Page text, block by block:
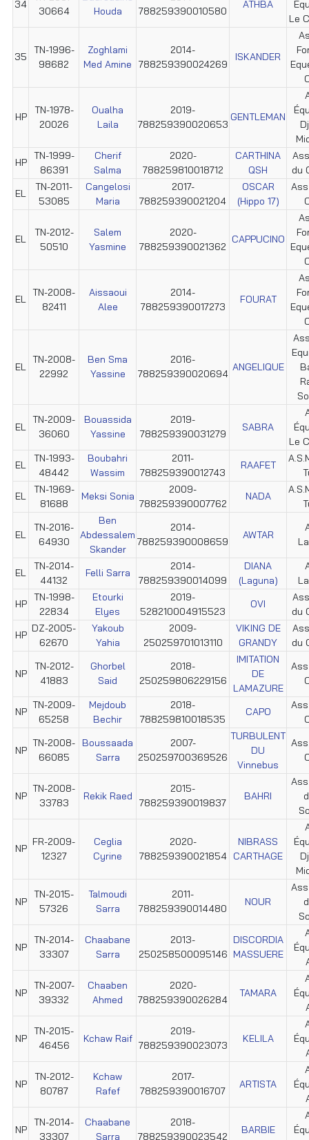
34
30664
Houda
788259390010580
ATHBA
Le
35
TN-1996-
98682
Zoghlami
Med Amine
2014-
788259390024269
ISKANDER
HP
TN-1978-
20026
Oualha
Laila
2019-
788259390020653
GENTLEMAN
HP
TN-1999-
86391
Cherif
Salma
2020-
788259810018712
CARTHINA
QSH
du
EL
TN-2011-
53085
Cangelosi
Maria
2017-
788259390021204
OSCAR
(Hippo 17)
EL
TN-2012-
50510
Salem
Yasmine
2020-
788259390021362
CAPPUCINO
EL
TN-2008-
82411
Aissaoui
Alee
2014-
788259390017273
FOURAT
EL
TN-2008-
22992
Ben Sma
Yassine
2016-
788259390020694
ANGELIQUE
EL
TN-2009-
36060
Bouassida
Yassine
2019-
788259390031279
SABRA
Le
EL
TN-1993-
48442
Boubahri
Wassim
2011-
788259390012743
RAAFET
EL
TN-1969-
81688
Meksi Sonia
2009-
788259390007762
NADA
EL
TN-2016-
64930
Ben
Abdessalem
Skander
2014-
788259390008659
AWTAR
EL
TN-2014-
44132
Felli Sarra
2014-
788259390014099
DIANA
(Laguna)
HP
TN-1998-
22834
Etourki
Elyes
2019-
528210004915523
OVI
du
HP
DZ-2005-
62670
Yakoub
Yahia
2009-
250259701013110
VIKING DE
GRANDY
du
NP
TN-2012-
41883
Ghorbel
Said
2018-
250259806229156
IMITATION
DE
LAMAZURE
NP
TN-2009-
65258
Mejdoub
Bechir
2018-
788259810018535
CAPO
NP
TN-2008-
66085
Boussaada
Sarra
2007-
250259700369526
TURBULENT
DU
Vinnebus
NP
TN-2008-
33783
Rekik Raed
2015-
788259390019837
BAHRI
NP
FR-2009-
12327
Ceglia
Cyrine
2020-
788259390021854
NIBRASS
CARTHAGE
NP
TN-2015-
57326
Talmoudi
Sarra
2011-
788259390014480
NOUR
NP
TN-2014-
33307
Chaabane
Sarra
2013-
250258500095146
DISCORDIA
MASSUERE
NP
TN-2007-
39332
Chaaben
Ahmed
2020-
788259390026284
TAMARA
NP
TN-2015-
46456
Kchaw Raif
2019-
788259390023073
KELILA
NP
TN-2012-
80787
Kchaw
Rafef
2017-
788259390016707
ARTISTA
NP
TN-2014-
33307
Chaabane
Sarra
2018-
788259390023542
BARBIE